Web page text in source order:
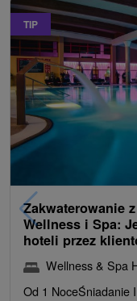
TIP
Zakwaterowanie
Wellness i Spa:
hoteli przez
Wellness & Spa
Od 1 NoceŚniadanie